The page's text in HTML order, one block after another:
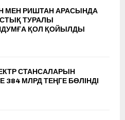
МЕН РИШТАН АРАСЫНДА
ТУРАЛЫ
ҚОЛ ҚОЙЫЛДЫ
СТАНСАЛАРЫН
384 МЛРД ТЕҢГЕ БӨЛІНДІ